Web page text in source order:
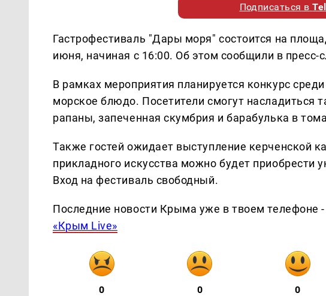
Подписаться в
Гастрофестиваль "Дары моря" состоится на
июня, начиная с 16:00. Об этом сообщили в пресс-
В рамках мероприятия планируется конкурс
морское блюдо. Посетители смогут насладиться
рапаны, запеченная скумбрия и барабулька в
Также гостей ожидает выступление керченской
прикладного искусства можно будет приобрести
Вход на фестиваль свободный.
Последние новости Крыма уже в твоем телефоне
«Крым Live»
0 0 0